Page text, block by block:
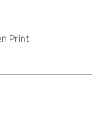
Print